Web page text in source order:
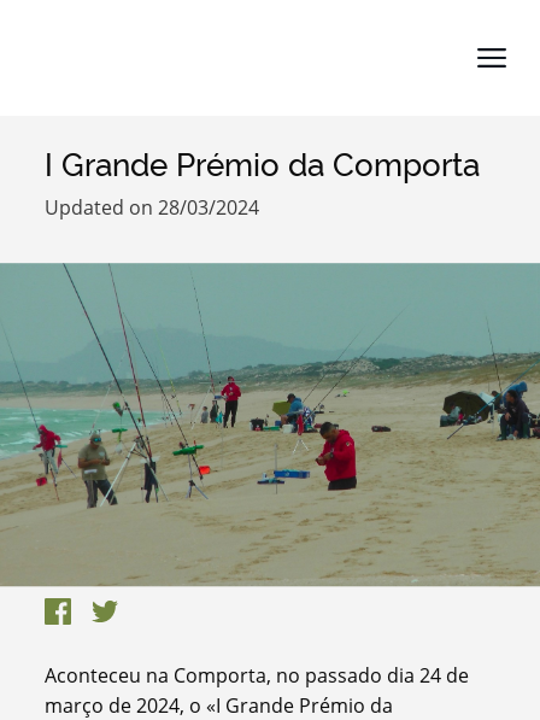
Search term
Categories
Filters
I Grande Prémio da Comporta
Updated on 28/03/2024
Aconteceu na Comporta, no passado dia 24 de
março de 2024, o «I Grande Prémio da